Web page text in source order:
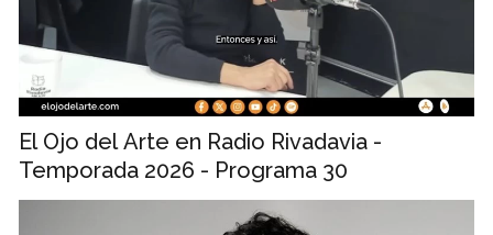
El Ojo del Arte en Radio Rivadavia -
Temporada 2026 - Programa 30